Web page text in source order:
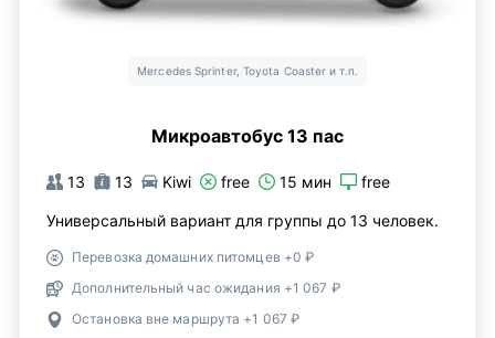
Mercedes Sprinter, Toyota Coaster и т.п.
Микроавтобус 13 пас
13 13 Kiwi free 15 мин free
Универсальный вариант для группы до 13 человек.
Перевозка домашних питомцев +0 ₽
Дополнительный час ожидания +1 067 ₽
Остановка вне маршрута +1 067 ₽